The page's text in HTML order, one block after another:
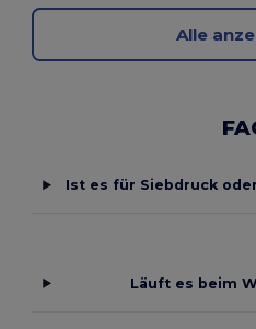
Alle
Ist es für Siebdruck
Läuft es beim